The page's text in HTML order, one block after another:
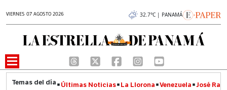
VIERNES 07 AGOSTO 2026 32.7°C | PANAMÁ
Últimas Noticias La Llorona Venezuela José